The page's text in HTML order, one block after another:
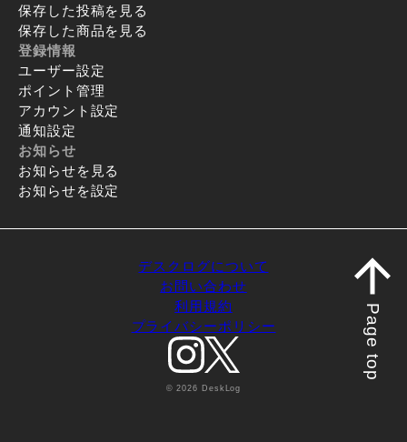
保存した投稿を見る
保存した商品を見る
登録情報
ユーザー設定
ポイント管理
アカウント設定
通知設定
お知らせ
お知らせを見る
お知らせを設定
デスクログについて
お問い合わせ
利用規約
プライバシーポリシー
© 2026 DeskLog
Page top